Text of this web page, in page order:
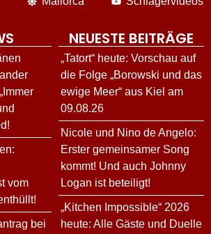
vom
bei
NEUESTE BEITRÄGE
„Tatort“ heute: Vorschau auf
die Folge „Borowski und das
ewige Meer“ aus Kiel am
09.08.26
Nicole und Nino de Angelo:
Erster gemeinsamer Song
kommt! Und auch Johnny
Logan ist beteiligt!
„Kitchen Impossible“ 2026
heute: Alle Gäste und Duelle